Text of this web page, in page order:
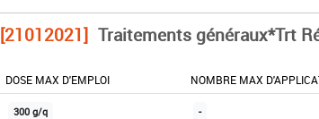
[21012021] Traitements généraux*Trt
DOSE MAX D'EMPLOI NOMBRE MAX
300 g/q -